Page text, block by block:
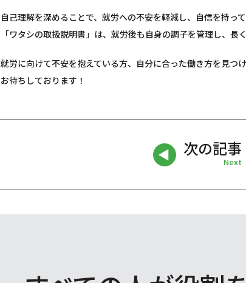
自己理解を深めることで、就労への不安を軽減し、自信を持っ
「ワタシの取扱説明書」は、就労後も自身の調子を管理し、長
就労に向けて不安を抱えている方、自分に合った働き方を見つ
お待ちしております！
次の記事
Next